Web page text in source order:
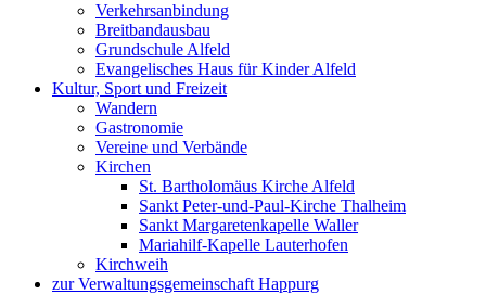
Verkehrsanbindung
Breitbandausbau
Grundschule Alfeld
Evangelisches Haus für Kinder Alfeld
Kultur, Sport und Freizeit
Wandern
Gastronomie
Vereine und Verbände
Kirchen
St. Bartholomäus Kirche Alfeld
Sankt Peter-und-Paul-Kirche Thalheim
Sankt Margaretenkapelle Waller
Mariahilf-Kapelle Lauterhofen
Kirchweih
zur Verwaltungsgemeinschaft Happurg